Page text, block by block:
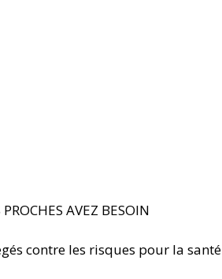
AVEZ BESOIN
contre les risques pour la santé